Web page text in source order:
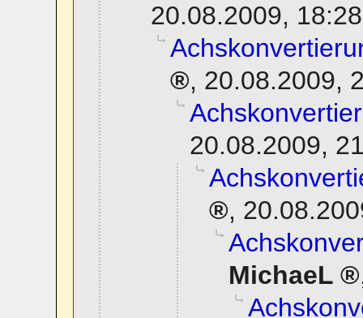
20.08.2009, 18:28
, 20.08.2009,
20.08.2009,
,
MichaeL